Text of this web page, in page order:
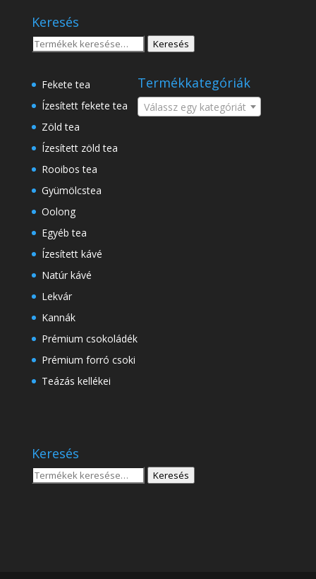
8
.500 Ft
Keresés
Keresés
Keresés
Fekete tea
Ízesített fekete tea
Zöld tea
Ízesített zöld tea
Rooibos tea
Gyümölcstea
Oolong
Egyéb tea
Ízesített kávé
Natúr kávé
Lekvár
Kannák
Prémium csokoládék
Prémium forró csoki
Teázás kellékei
Termékkategóriák
Válassz egy kategóriát
Keresés
Keresés
Keresés